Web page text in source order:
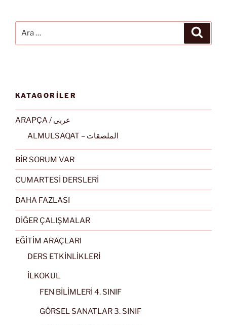
KATAGORİLER
ARAPÇA / عربى
ALMULSAQAT – الملصقات
BİR SORUM VAR
CUMARTESİ DERSLERİ
DAHA FAZLASI
DİĞER ÇALIŞMALAR
EĞİTİM ARAÇLARI
DERS ETKİNLİKLERİ
İLKOKUL
FEN BİLİMLERİ 4. SINIF
GÖRSEL SANATLAR 3. SINIF